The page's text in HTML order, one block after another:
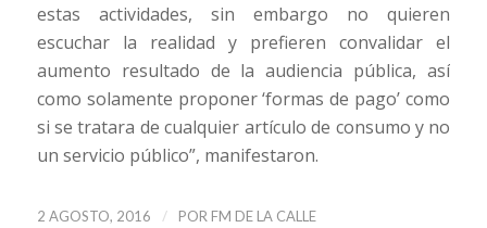
estas actividades, sin embargo no quieren
escuchar la realidad y prefieren convalidar el
aumento resultado de la audiencia pública, así
como solamente proponer ‘formas de pago’ como
si se tratara de cualquier artículo de consumo y no
un servicio público”, manifestaron.
2 AGOSTO, 2016 / POR FM DE LA CALLE